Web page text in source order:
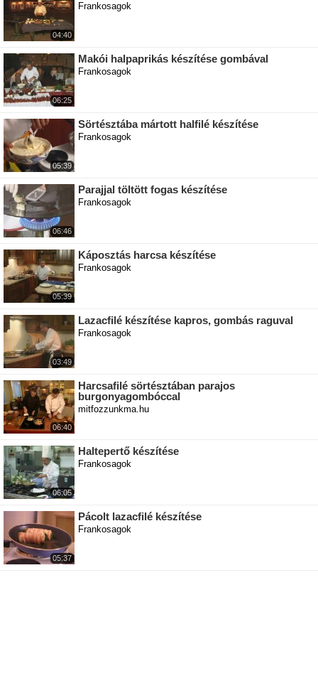
04:40
Frankosagok
06:25
Makói halpaprikás készítése gombával
Frankosagok
05:39
Sörtésztába mártott halfilé készítése
Frankosagok
06:46
Parajjal töltött fogas készítése
Frankosagok
05:39
Káposztás harcsa készítése
Frankosagok
03:49
Lazacfilé készítése kapros, gombás raguval
Frankosagok
06:40
Harcsafilé sörtésztában parajos
burgonyagombóccal
mitfozzunkma.hu
06:05
Haltepertő készítése
Frankosagok
05:37
Pácolt lazacfilé készítése
Frankosagok